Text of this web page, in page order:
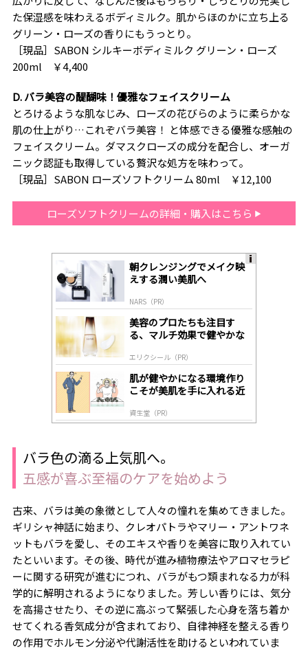
た保湿感を味わえるボディミルク。肌からほのかに立ち上る
グリーン・ローズの香りにもうっとり。
［現品］SABON シルキーボディミルク グリーン・ローズ
200ml ￥4,400
D. バラ美容の醍醐味！優雅なフェイスクリーム
とろけるような肌なじみ、ローズの花びらのように柔らかな
肌の仕上がり…これぞバラ美容！ と体感できる優雅な感触の
フェイスクリーム。ダマスクローズの成分を配合し、オーガ
ニック認証も取得している贅沢な処方を味わって。
［現品］SABON ローズソフトクリーム 80ml ￥12,100
ローズソフトクリームの詳細・購入はこちら
朝クレンジングでメイク映
えする潤い美肌へ
NARS（PR）
美容のプロたちも注目す
る、マルチ効果で健やかな
エリクシール（PR）
肌が健やかになる環境作り
こそが美肌を手に入れる近
資生堂（PR）
バラ色の滴る上気肌へ。
五感が喜ぶ至福のケアを始めよう
古来、バラは美の象徴として人々の憧れを集めてきました。
ギリシャ神話に始まり、クレオパトラやマリー・アントワネ
ットもバラを愛し、そのエキスや香りを美容に取り入れてい
たといいます。その後、時代が進み植物療法やアロマセラピ
ーに関する研究が進むにつれ、バラがもつ類まれなる力が科
学的に解明されるようになりました。芳しい香りには、気分
を高揚させたり、その逆に高ぶって緊張した心身を落ち着か
せてくれる香気成分が含まれており、自律神経を整える香り
の作用でホルモン分泌や代謝活性を助けるといわれていま